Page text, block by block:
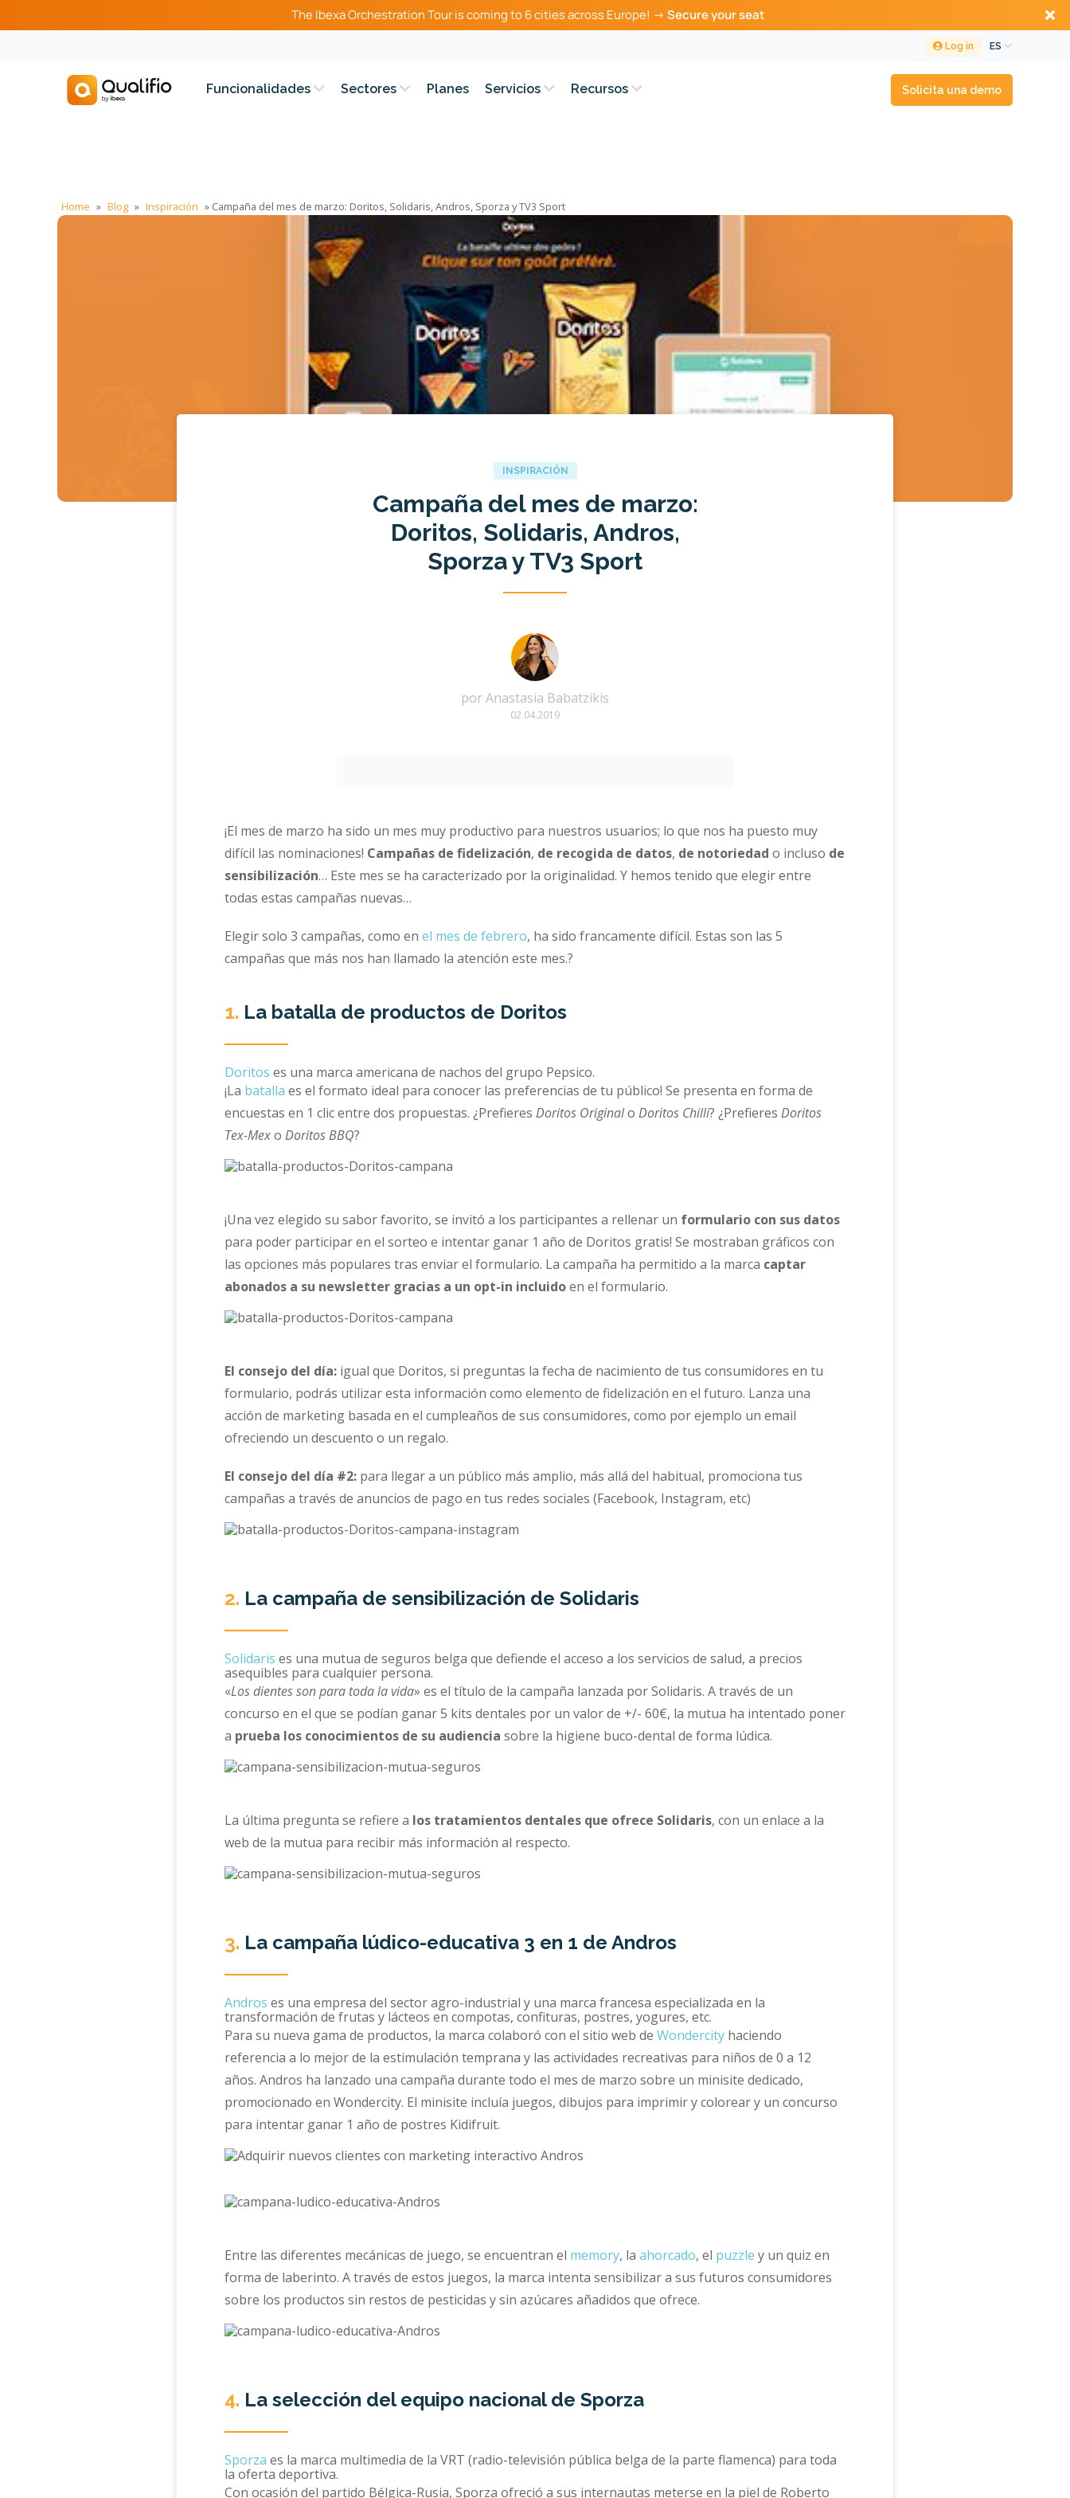
The Ibexa Orchestration Tour is coming to 6 cities across Europe! → Secure your seat
ES
Log in
Funcionalidades Sectores Planes Servicios Recursos Solicita una demo
Home » Blog » Inspiración » Campaña del mes de marzo: Doritos, Solidaris, Andros, Sporza y TV3 Sport
INSPIRACIÓN
Campaña del mes de marzo:
Doritos, Solidaris, Andros,
Sporza y TV3 Sport
porAnastasia Babatzikis
02.04.2019
¡El mes de marzo ha sido un mes muy productivo para nuestros usuarios; lo que nos ha puesto muy
difícil las nominaciones! Campañas de fidelización, de recogida de datos, de notoriedad o incluso de
sensibilización… Este mes se ha caracterizado por la originalidad. Y hemos tenido que elegir entre
todas estas campañas nuevas…
Elegir solo 3 campañas, como en el mes de febrero, ha sido francamente difícil. Estas son las 5
campañas que más nos han llamado la atención este mes.?
1. La batalla de productos de Doritos
Doritos es una marca americana de nachos del grupo Pepsico.
¡La batalla es el formato ideal para conocer las preferencias de tu público! Se presenta en forma de
encuestas en 1 clic entre dos propuestas. ¿Prefieres Doritos Originalo Doritos Chilli? ¿Prefieres Doritos
Tex-Mexo Doritos BBQ?
¡Una vez elegido su sabor favorito, se invitó a los participantes a rellenar un formulario con sus datos
para poder participar en el sorteo e intentar ganar 1 año de Doritos gratis! Se mostraban gráficos con
las opciones más populares tras enviar el formulario. La campaña ha permitido a la marca captar
abonados a su newsletter gracias a un opt-in incluidoen el formulario.
El consejo del día: igual que Doritos, si preguntas la fecha de nacimiento de tus consumidores en tu
formulario, podrás utilizar esta información como elemento de fidelización en el futuro. Lanza una
acción de marketing basada en el cumpleaños de sus consumidores, como por ejemplo un email
ofreciendo un descuento o un regalo.
El consejo del día #2: para llegar a un público más amplio, más allá del habitual, promociona tus
campañas a través de anuncios de pago en tus redes sociales (Facebook, Instagram, etc)
2. La campaña de sensibilización de Solidaris
Solidaris es una mutua de seguros belga que defiende el acceso a los servicios de salud, a precios
asequibles para cualquier persona.
«Los dientes son para toda la vida» es el título de la campaña lanzada por Solidaris. A través de un
concurso en el que se podían ganar 5 kits dentales por un valor de +/- 60€, la mutua ha intentado poner
a prueba los conocimientos de su audiencia sobre la higiene buco-dental de forma lúdica.
La última pregunta se refiere a los tratamientos dentales que ofrece Solidaris, con un enlace a la
web de la mutua para recibir más información al respecto.
3. La campaña lúdico-educativa 3 en 1 de Andros
Andros es una empresa del sector agro-industrial y una marca francesa especializada en la
transformación de frutas y lácteos en compotas, confituras, postres, yogures, etc.
Para su nueva gama de productos, la marca colaboró ​​con el sitio web de Wondercity haciendo
referencia a lo mejor de la estimulación temprana y las actividades recreativas para niños de 0 a 12
años. Andros ha lanzado una campaña durante todo el mes de marzo sobre un minisite dedicado,
promocionado en Wondercity. El minisite incluía juegos, dibujos para imprimir y colorear y un concurso
para intentar ganar 1 año de postres Kidifruit.
Entre las diferentes mecánicas de juego, se encuentran el memory, la ahorcado, el puzzle y un quiz en
forma de laberinto. A través de estos juegos, la marca intenta sensibilizar a sus futuros consumidores
sobre los productos sin restos de pesticidas y sin azúcares añadidos que ofrece.
4. La selección del equipo nacional de Sporza
Sporza es la marca multimedia de la VRT (radio-televisión pública belga de la parte flamenca) para toda
la oferta deportiva.
Con ocasión del partido Bélgica-Rusia, Sporza ofreció a sus internautas meterse en la piel de Roberto